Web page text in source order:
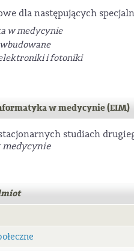
dla następujących
w medycynie
i fotoniki
w medycynie (EIM)
studiach